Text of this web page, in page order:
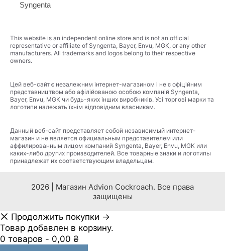
Syngenta
This website is an independent online store and is not an official
representative or affiliate of Syngenta, Bayer, Envu, MGK, or any other
manufacturers. All trademarks and logos belong to their respective
owners.
Цей веб-сайт є незалежним інтернет-магазином і не є офіційним
представництвом або афілійованою особою компаній Syngenta,
Bayer, Envu, MGK чи будь-яких інших виробників. Усі торгові марки та
логотипи належать їхнім відповідним власникам.
Данный веб-сайт представляет собой независимый интернет-
магазин и не является официальным представителем или
аффилированным лицом компаний Syngenta, Bayer, Envu, MGK или
каких-либо других производителей. Все товарные знаки и логотипы
принадлежат их соответствующим владельцам.
2026 | Магазин Advion Cockroach. Все права
защищены
Продолжить покупки →
Товар добавлен в корзину.
0 товаров - 0,00 ₴